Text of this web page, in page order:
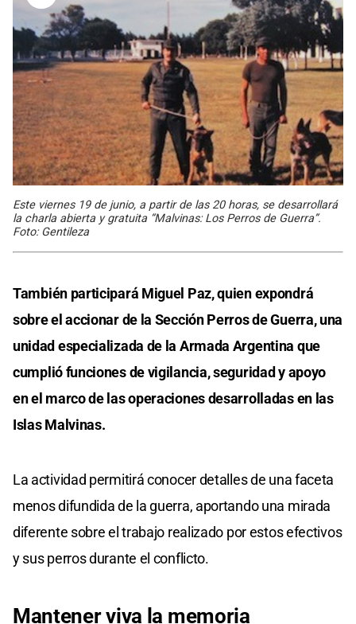
Este viernes 19 de junio, a partir de las 20 horas, se desarrollará
la charla abierta y gratuita “Malvinas: Los Perros de Guerra”.
Foto: Gentileza
También participará Miguel Paz, quien expondrá
sobre el accionar de la Sección Perros de Guerra, una
unidad especializada de la Armada Argentina que
cumplió funciones de vigilancia, seguridad y apoyo
en el marco de las operaciones desarrolladas en las
Islas Malvinas.
La actividad permitirá conocer detalles de una faceta
menos difundida de la guerra, aportando una mirada
diferente sobre el trabajo realizado por estos efectivos
y sus perros durante el conflicto.
Mantener viva la memoria